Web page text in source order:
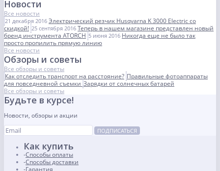
Новости
Все новости
21 декабря 2016 Электрический резчик Husqvarna K 3000 Electric со
скидкой! 25 сентября 2016 Теперь в нашем магазине представлен новый
бренд инструмента ATORCH 5 июня 2016 Никогда еще не было так
просто пропилить прямую линию
Все новости
Обзоры и советы
Все обзоры и советы
Как отследить транспорт на расстояние? Правильные фотоаппараты
для повседневной съемки Зарядки от солнечных батарей
Все обзоры и советы
Будьте в курсе!
Новости, обзоры и акции
ПОДПИСАТЬСЯ
Как купить
Способы оплаты
Способы доставки